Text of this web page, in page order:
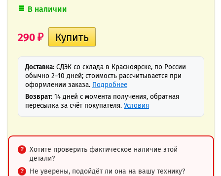
В наличии
290 ₽
Доставка: СДЭК со склада в Красноярске, по России
обычно 2–10 дней; стоимость рассчитывается при
оформлении заказа. Подробнее
Возврат: 14 дней с момента получения, обратная
пересылка за счёт покупателя. Условия
Хотите проверить фактическое наличие этой
детали?
Не уверены, подойдёт ли она на вашу технику?